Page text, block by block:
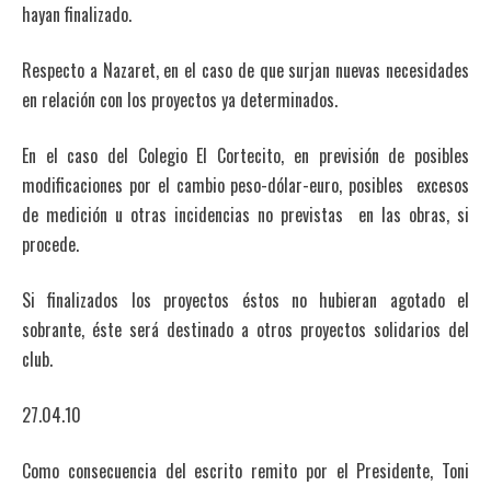
hayan finalizado.
Respecto a Nazaret, en el caso de que surjan nuevas necesidades
en relación con los proyectos ya determinados.
En el caso del Colegio El Cortecito, en previsión de posibles
modificaciones por el cambio peso-dólar-euro, posibles excesos
de medición u otras incidencias no previstas en las obras, si
procede.
Si finalizados los proyectos éstos no hubieran agotado el
sobrante, éste será destinado a otros proyectos solidarios del
club.
27.04.10
Como consecuencia del escrito remito por el Presidente, Toni